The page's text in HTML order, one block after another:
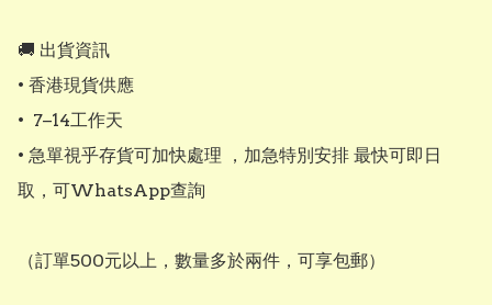
🚚 出貨資訊
• 香港現貨供應
•  7–14工作天
• 急單視乎存貨可加快處理 ，加急特別安排 最快可即日
取，可WhatsApp查詢
（訂單500元以上，數量多於兩件，可享包郵）